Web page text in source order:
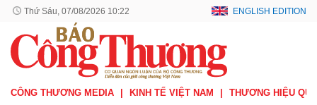
Thứ Sáu, 07/08/2026 10:22 ENGLISH EDITION
CÔNG THƯƠNG MEDIA KINH TẾ VIỆT NAM THƯƠNG HIỆU